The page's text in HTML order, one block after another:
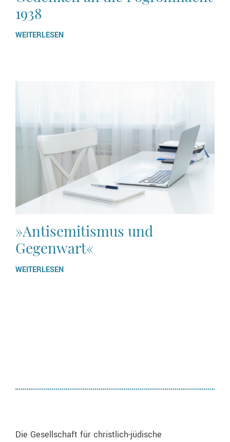
1938
WEITERLESEN
»Antisemitismus und
Gegenwart«
WEITERLESEN
Die Gesellschaft für christlich-jüdische